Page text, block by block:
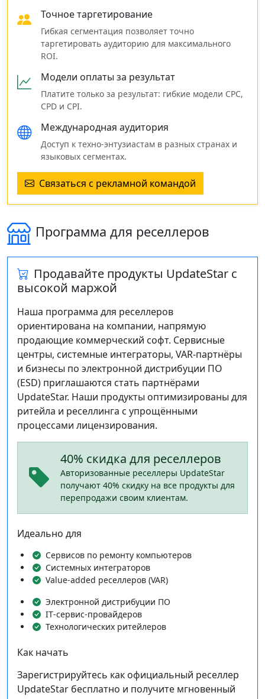
Точное таргетирование
Гибкая сегментация позволяет точно
таргетировать аудиторию для максимального
ROI.
Модели оплаты за результат
Платите только за результат: гибкие модели CPC,
CPD и CPI.
Международная аудитория
Доступ к техно‑энтузиастам в разных странах и
языковых сегментах.
Связаться с рекламной командой
Программа для реселлеров
Продавайте продукты UpdateStar с
высокой маржой
Наша программа для реселлеров
ориентирована на компании, напрямую
продающие коммерческий софт. Сервисные
центры, системные интеграторы, VAR‑партнёры
и бизнесы по электронной дистрибуции ПО
(ESD) приглашаются стать партнёрами
UpdateStar. Наши продукты оптимизированы для
ритейла и реселлинга с упрощёнными
процессами лицензирования.
40% скидка для реселлеров
Авторизованные реселлеры UpdateStar
получают 40% скидку на все продукты для
перепродажи своим клиентам.
Идеально для
Сервисов по ремонту компьютеров
Системных интеграторов
Value‑added реселлеров (VAR)
Электронной дистрибуции ПО
IT‑сервис‑провайдеров
Технологических ритейлеров
Как начать
Зарегистрируйтесь как официальный реселлер
UpdateStar бесплатно и получите мгновенный